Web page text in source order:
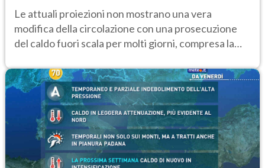
Le attuali proiezioni non mostrano una vera
modifica della circolazione con una prosecuzione
del caldo fuori scala per molti giorni, compresa la